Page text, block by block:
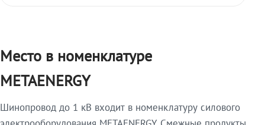
Место в номенклатуре
METAENERGY
Шинопровод до 1 кВ входит в номенклатуру силового